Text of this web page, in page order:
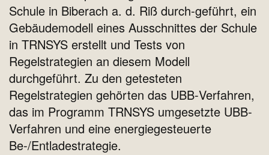
Schule in Biberach a. d. Riß durch‐geführt, ein
Gebäudemodell eines Ausschnittes der Schule
in TRNSYS erstellt und Tests von
Regelstrategien an diesem Modell
durchgeführt. Zu den getesteten
Regelstrategien gehörten das UBB‐Verfahren,
das im Programm TRNSYS umgesetzte UBB‐
Verfahren und eine energiegesteuerte
Be‐/Entladestrategie.